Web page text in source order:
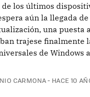
de los últimos
aún la llegada
una puesta
trajese finalmente
de Windows
CARMONA HACE 10